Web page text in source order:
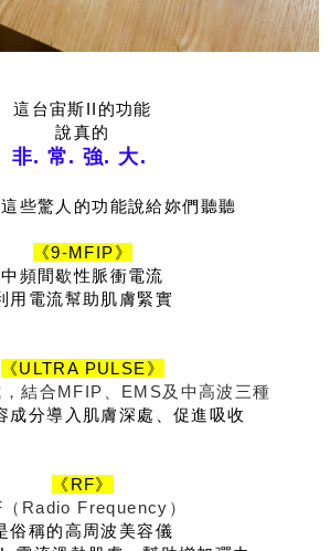
這台宙斯II的功能
說真的
非. 常. 強. 大.
些驚人的功能說給妳們聽聽
《9-MFIP》
中頻間歇性脈衝電流
用電流幫助肌膚緊實
《ULTRA PULSE》
結合MFIP、EMS及中高波三種
成分導入肌膚深處、促進吸收
《RF》
（Radio Frequency）
俗稱的高周波美容儀